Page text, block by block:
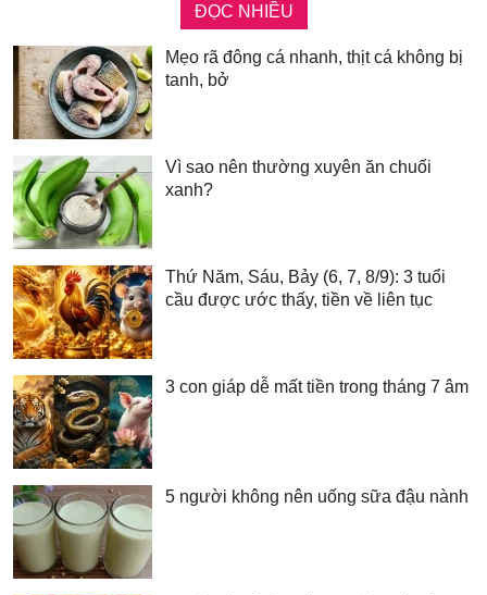
ĐỌC NHIỀU
Mẹo rã đông cá nhanh, thịt cá không bị
tanh, bở
Vì sao nên thường xuyên ăn chuối
xanh?
Thứ Năm, Sáu, Bảy (6, 7, 8/9): 3 tuổi
cầu được ước thấy, tiền về liên tục
3 con giáp dễ mất tiền trong tháng 7 âm
5 người không nên uống sữa đậu nành